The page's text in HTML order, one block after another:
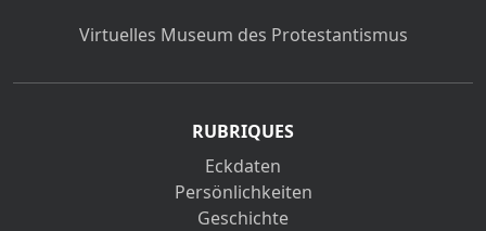
Virtuelles Museum des Protestantismus
RUBRIQUES
Eckdaten
Persönlichkeiten
Geschichte